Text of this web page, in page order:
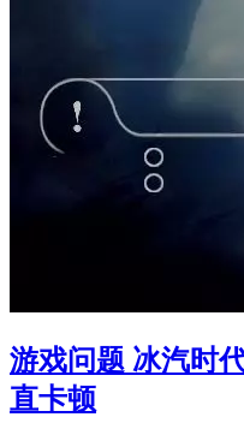
游戏问题 冰汽时
直卡顿